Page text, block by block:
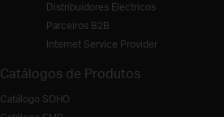
Distribuidores Electricos
Parceiros B2B
Internet Service Provider
Catálogos de Produtos
Catálogo SOHO